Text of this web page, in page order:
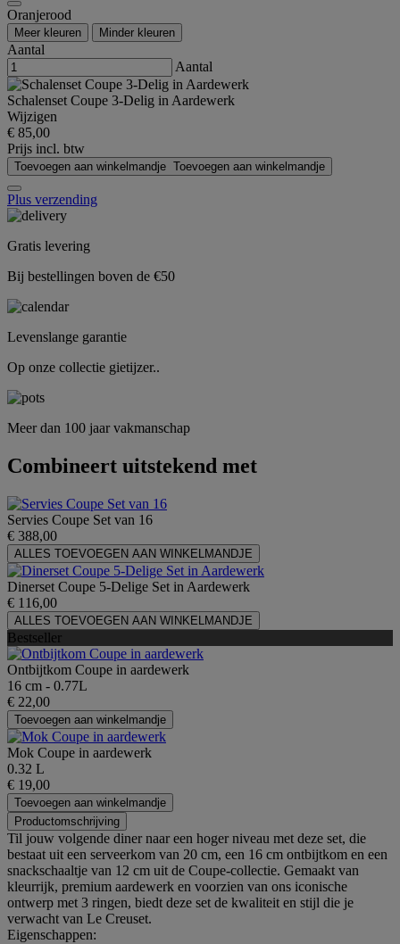
Oranjerood
Meer kleuren Minder kleuren
Aantal
Aantal
Schalenset Coupe 3-Delig in Aardewerk
Wijzigen
€ 85,00
Prijs incl. btw
Toevoegen aan winkelmandje Toevoegen aan winkelmandje
Plus verzending
Gratis levering
Bij bestellingen boven de €50
Levenslange garantie
Op onze collectie gietijzer..
Meer dan 100 jaar vakmanschap
Combineert uitstekend met
Servies Coupe Set van 16
€ 388,00
ALLES TOEVOEGEN AAN WINKELMANDJE
Dinerset Coupe 5-Delige Set in Aardewerk
€ 116,00
ALLES TOEVOEGEN AAN WINKELMANDJE
Bestseller
Ontbijtkom Coupe in aardewerk
16 cm - 0.77L
€ 22,00
Toevoegen aan winkelmandje
Mok Coupe in aardewerk
0.32 L
€ 19,00
Toevoegen aan winkelmandje
Productomschrijving
Til jouw volgende diner naar een hoger niveau met deze set, die
bestaat uit een serveerkom van 20 cm, een 16 cm ontbijtkom en een
snackschaaltje van 12 cm uit de Coupe-collectie. Gemaakt van
kleurrijk, premium aardewerk en voorzien van ons iconische
ontwerp met 3 ringen, biedt deze set de kwaliteit en stijl die je
verwacht van Le Creuset.
Eigenschappen: